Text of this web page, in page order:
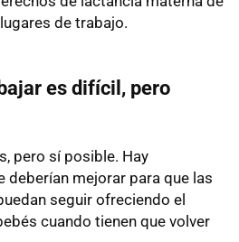
de trabajo.
es difícil, pero
pero sí posible. Hay
deberían mejorar para que las
seguir ofreciendo el
cuando tienen que volver